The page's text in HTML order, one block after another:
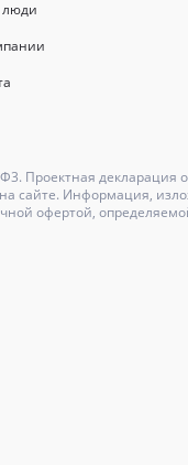
Проектная декларация
сайте. Информация,
офертой,